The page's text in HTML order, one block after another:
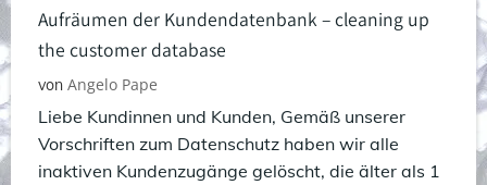
Aufräumen der Kundendatenbank – cleaning up
the customer database
von Angelo Pape
Liebe Kundinnen und Kunden, Gemäß unserer
Vorschriften zum Datenschutz haben wir alle
inaktiven Kundenzugänge gelöscht, die älter als 1